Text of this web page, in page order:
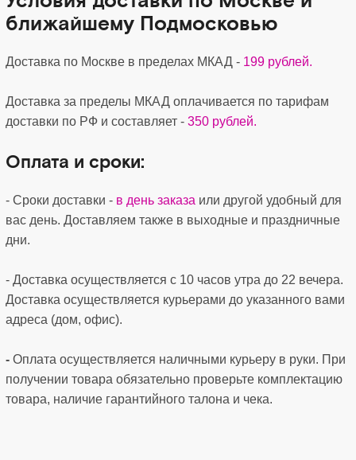
ближайшему Подмосковью
Доставка по Москве в пределах МКАД - 199 рублей.
Доставка за пределы МКАД оплачивается по тарифам
доставки по РФ и составляет - 350 рублей.
Оплата и сроки:
- Сроки доставки - в день заказа или другой удобный для
вас день. Доставляем также в выходные и праздничные
дни.
- Доставка осуществляется с 10 часов утра до 22 вечера.
Доставка осуществляется курьерами до указанного вами
адреса (дом, офис).
- Оплата осуществляется наличными курьеру в руки. При
получении товара обязательно проверьте комплектацию
товара, наличие гарантийного талона и чека.